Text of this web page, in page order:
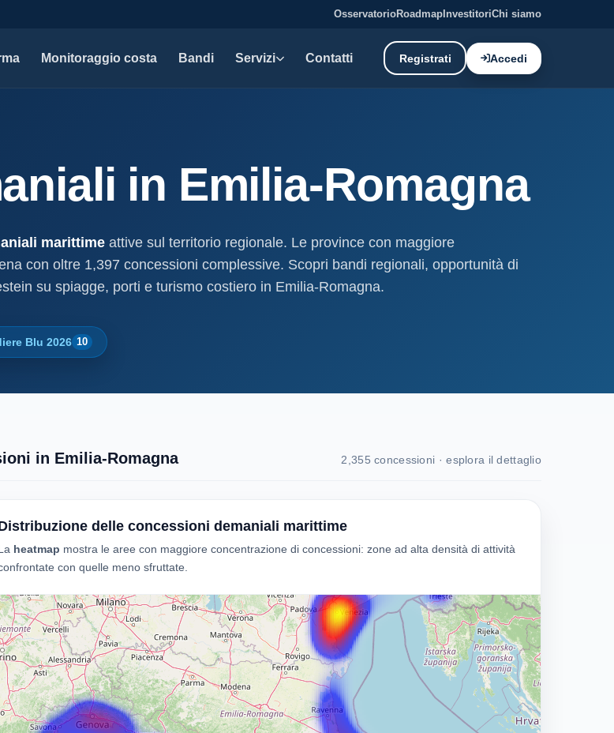
OsservatorioRoadmap InvestitoriChi siamo
Monitoraggio costa Bandi Servizi
per studi tecnici, legali e PA.
D1
geologici costieri
perizie e relazioni geologiche per il
Atti, soggetti e canoni del demanio
marittimo.
Spiagge
Litorale italiano: dati tecnici e meteo.
Contatti Registrati Accedi
in Emilia-Romagna
marittime attive sul territorio regionale. Le province con maggiore
con oltre 1,397 concessioni complessive. Scopri bandi regionali, opportunità di
su spiagge, porti e turismo costiero in Emilia-Romagna.
Blu 2026 10
in Emilia-Romagna 2,355 concessioni · esplora il dettaglio
delle concessioni demaniali marittime
heatmap mostra le aree con maggiore concentrazione di concessioni: zone ad alta densità di attività
con quelle meno sfruttate.